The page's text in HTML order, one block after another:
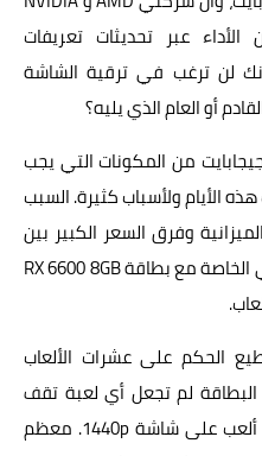
عبر تحديثات تعريفات
لن ترغب في ترقية الشاشة
الصعب أن أقول أن بطاقات 8 جيجابايت من المكونات التي يجب
الأيام ولأسباب كثيرة. السبب
وفرق السعر الكبير بين
الطرازين. السبب الآخر هو أن تجربتي الخاصة مع بطاقة RX 6600 8GB
الحكم على عشرات الألعاب
لم تجعل أي لعبة تقف
في طريقي، على الرغم من إنني ألعب على شاشة 1440p. معظم